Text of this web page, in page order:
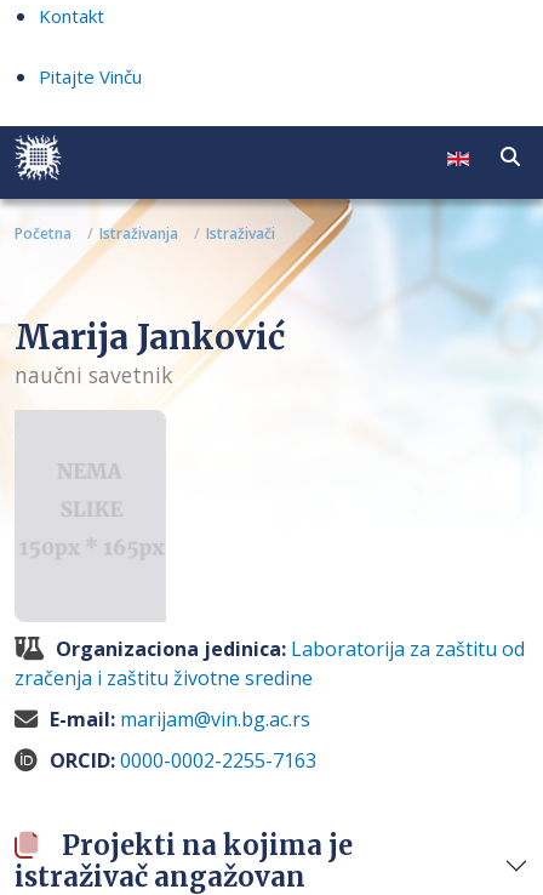
Kontakt
Pitajte Vinču
Početna Istraživanja Istraživači
Marija Janković
naučni savetnik
Organizaciona jedinica: Laboratorija za zaštitu od
zračenja i zaštitu životne sredine
E-mail: marijam@vin.bg.ac.rs
ORCID:0000-0002-2255-7163
Projekti na kojima je
istraživač angažovan